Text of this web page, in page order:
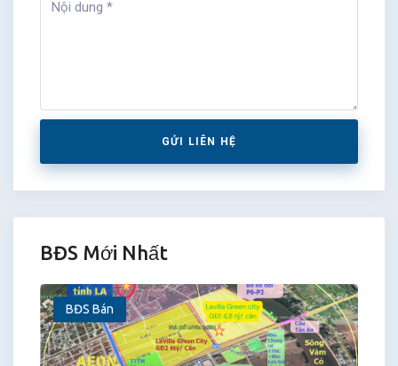
GỬI LIÊN HỆ
BĐS Mới Nhất
BĐS Bán